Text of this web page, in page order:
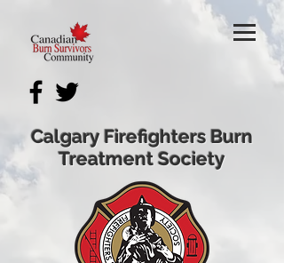
Calgary Firefighters Burn
Treatment Society